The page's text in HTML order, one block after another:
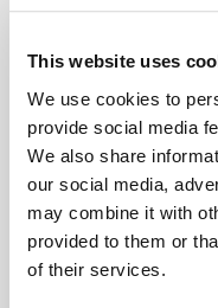
This website uses
We use cookies to
provide social media
We also share
our social media,
may combine it with
provided to them or
of their services.
journummer som
.
Det finns mycket
och för er som
personer. Här har
är utsatt, anhörig
har också tagit
sig till barn.